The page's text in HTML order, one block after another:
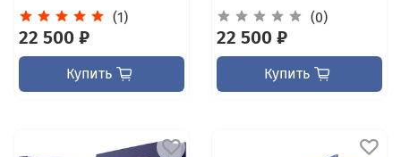
(1)
22 500 ₽
Купить
(0)
22 500 ₽
Купить